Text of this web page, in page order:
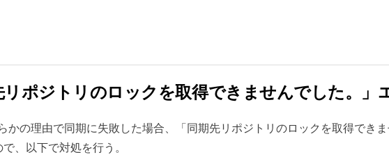
リポジトリのロックを取得できませんでした。」
かの理由で同期に失敗した場合、「同期先リポジトリのロックを取得でき
、以下で対処を行う。